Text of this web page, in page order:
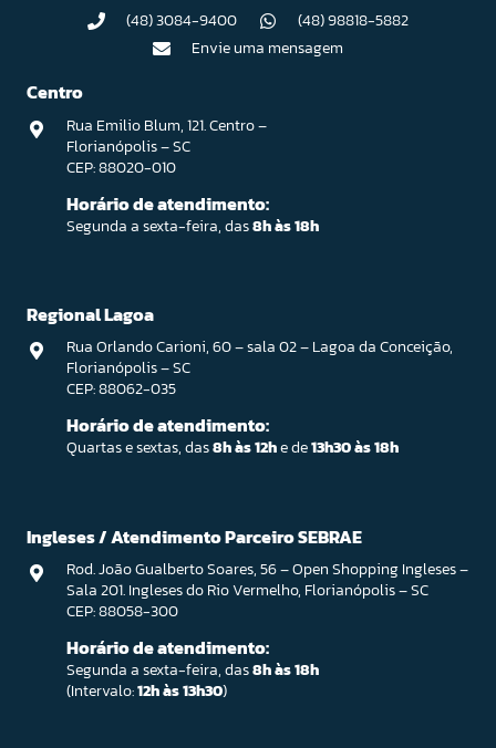
(48) 3084-9400
(48) 98818-5882
Envie uma mensagem
Centro
Rua Emilio Blum, 121. Centro –
Florianópolis – SC
CEP: 88020-010
Horário de atendimento:
Segunda a sexta-feira, das8h às 18h
Regional Lagoa
Rua Orlando Carioni, 60 – sala 02 – Lagoa da Conceição,
Florianópolis – SC
CEP: 88062-035
Horário de atendimento:
Quartas e sextas, das8h às 12he de13h30 às 18h
Ingleses / Atendimento Parceiro SEBRAE
Rod. João Gualberto Soares, 56 – Open Shopping Ingleses –
Sala 201. Ingleses do Rio Vermelho, Florianópolis – SC
CEP: 88058-300
Horário de atendimento:
Segunda a sexta-feira, das8h às 18h
(Intervalo:12h às 13h30)